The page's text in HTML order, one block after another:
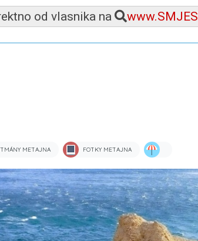
od vlasnika na
METAJNA FOTKY METAJNA